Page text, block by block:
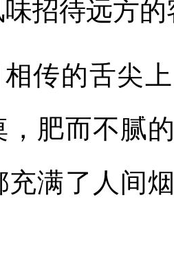
招待远方的
相传的舌尖
，肥而不腻
充满了人间